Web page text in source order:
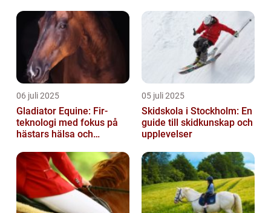
06 juli 2025
Gladiator Equine: Fir-
teknologi med fokus på
hästars hälsa och
05 juli 2025
Skidskola i Stockholm: En
guide till skidkunskap och
upplevelser